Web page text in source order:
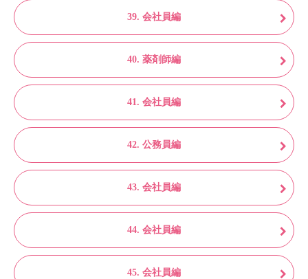
39. 会社員編
40. 薬剤師編
41. 会社員編
42. 公務員編
43. 会社員編
44. 会社員編
45. 会社員編